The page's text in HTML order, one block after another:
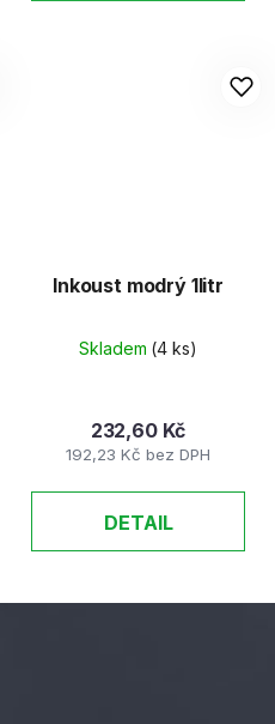
Inkoust modrý 1litr
Skladem (4 ks)
192,23 Kč bez DPH
232,60 Kč
DETAIL